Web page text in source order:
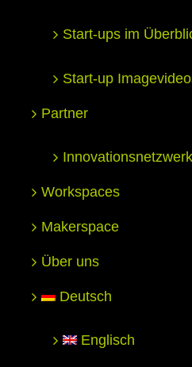
Start-ups im
Start-up
Partner
Innovationsnetzwerk
Workspaces
Makerspace
Über uns
Deutsch
Englisch